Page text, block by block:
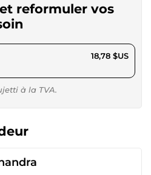
reformuler vos
$US 18,78 $US
à la TVA.